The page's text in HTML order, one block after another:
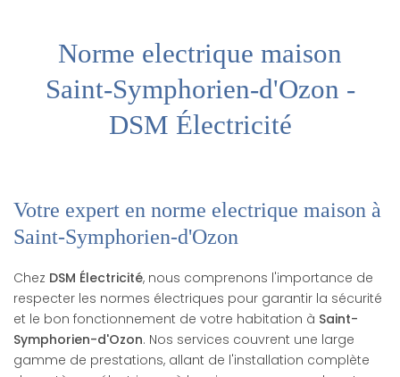
Norme electrique maison
Saint-Symphorien-d'Ozon -
DSM Électricité
Votre expert en norme electrique maison à
Saint-Symphorien-d'Ozon
Chez DSM Électricité, nous comprenons l'importance de
respecter les normes électriques pour garantir la sécurité
et le bon fonctionnement de votre habitation à Saint-
Symphorien-d'Ozon. Nos services couvrent une large
gamme de prestations, allant de l'installation complète